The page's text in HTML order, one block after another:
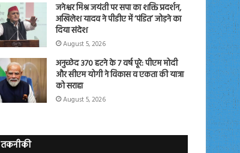
जनेश्वर मिश्र जयंती पर सपा का शक्ति प्रदर्शन,
अखिलेश यादव ने पीडीए में ‘पंडित’ जोड़ने का
दिया संदेश
August 5, 2026
अनुच्छेद 370 हटने के 7 वर्ष पूरे: पीएम मोदी
और सीएम योगी ने विकास व एकता की यात्रा
को सराहा
August 5, 2026
तकनीकी